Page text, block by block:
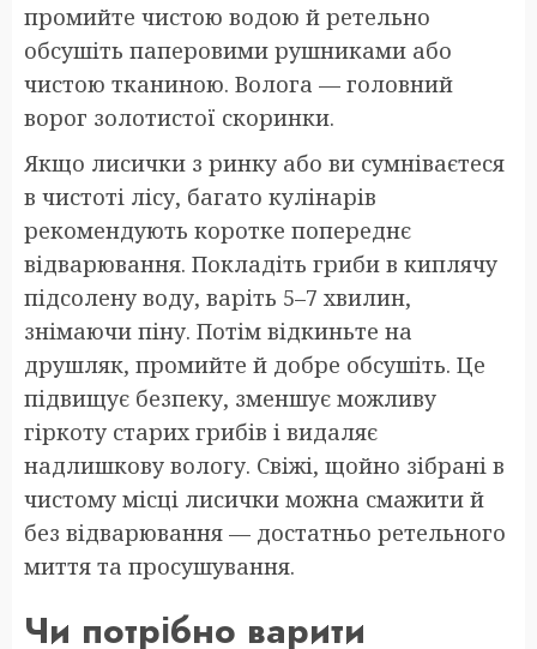
промийте чистою водою й ретельно
обсушіть паперовими рушниками або
чистою тканиною. Волога — головний
ворог золотистої скоринки.
Якщо лисички з ринку або ви сумніваєтеся
в чистоті лісу, багато кулінарів
рекомендують коротке попереднє
відварювання. Покладіть гриби в киплячу
підсолену воду, варіть 5–7 хвилин,
знімаючи піну. Потім відкиньте на
друшляк, промийте й добре обсушіть. Це
підвищує безпеку, зменшує можливу
гіркоту старих грибів і видаляє
надлишкову вологу. Свіжі, щойно зібрані в
чистому місці лисички можна смажити й
без відварювання — достатньо ретельного
миття та просушування.
Чи потрібно варити